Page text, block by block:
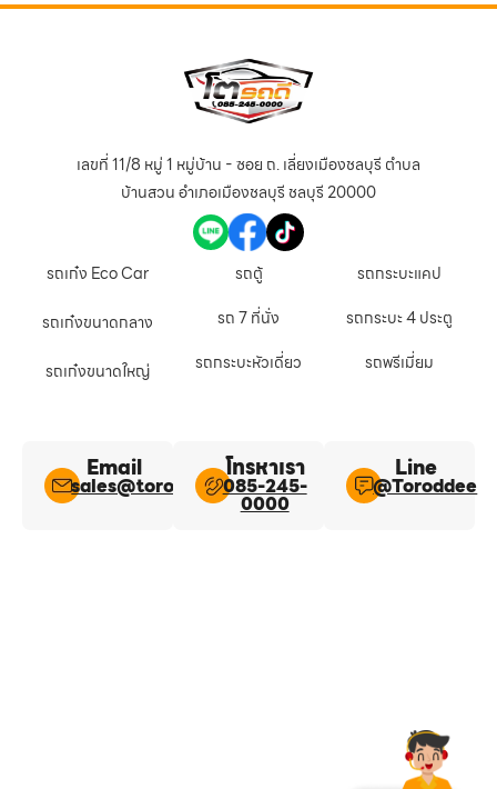
เลขที่ 11/8 หมู่ 1 หมู่บ้าน - ซอย ถ. เลี่ยงเมืองชลบุรี ตำบล
บ้านสวน อำเภอเมืองชลบุรี ชลบุรี 20000
รถเก๋ง Eco Car
รถเก๋งขนาดกลาง
รถเก๋งขนาดใหญ่
รถตู้
รถ 7 ที่นั่ง
รถกระบะหัวเดี่ยว
รถกระบะแคป
รถกระบะ 4 ประตู
รถพรีเมี่ยม
Email
sales@toroddee.com
โทรหาเรา
085-245-
0000
Line​
@Toroddee​